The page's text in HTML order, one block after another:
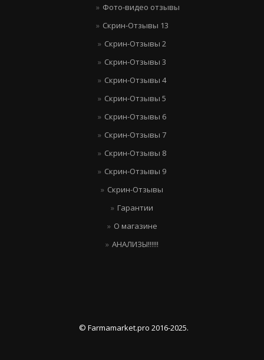
Фото-видео отзывы
Скрин-Отзывы 13
Скрин-Отзывы 2
Скрин-Отзывы 3
Скрин-Отзывы 4
Скрин-Отзывы 5
Скрин-Отзывы 6
Скрин-Отзывы 7
Скрин-Отзывы 8
Скрин-Отзывы 9
Скрин-Отзывы
Гарантии
О магазине
АНАЛИЗЫ!!!!!!
© Farmamarket.pro 2016-2025.